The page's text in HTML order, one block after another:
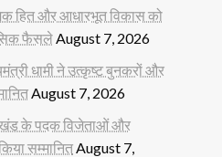
हित और आधारभूत विकास को
फैसलेAugust 7, 2026
धामी ने उत्कृष्ट बुनकरों और
August 7, 2026
के पदक विजेताओं और
सम्मानितAugust 7,